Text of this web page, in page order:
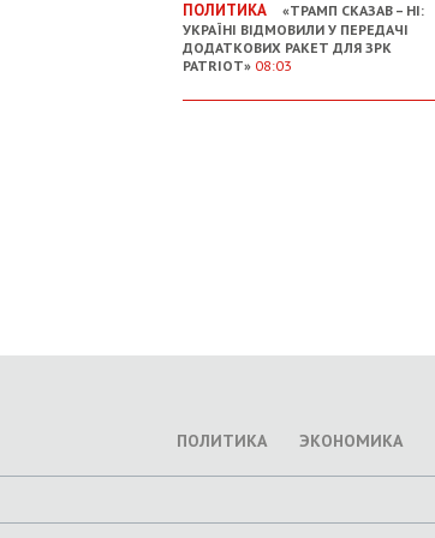
ПОЛИТИКА
«ТРАМП СКАЗАВ – НІ:
УКРАЇНІ ВІДМОВИЛИ У ПЕРЕДАЧІ
ДОДАТКОВИХ РАКЕТ ДЛЯ ЗРК
PATRIOT» 08:03
ПОЛИТИКА ЭКОНОМИКА